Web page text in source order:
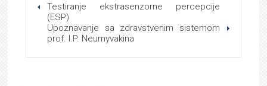
Testiranje ekstrasenzorne percepcije
(ESP)
Upoznavanje sa zdravstvenim sistemom
prof. I.P. Neumyvakina